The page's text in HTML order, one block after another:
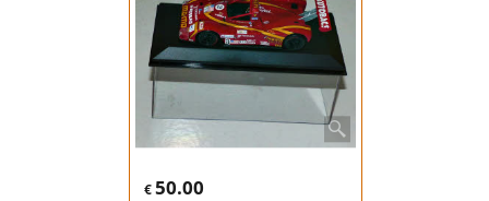
€50.00